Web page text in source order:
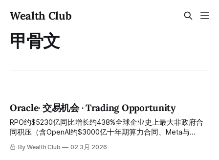
Wealth Club
甲骨文
Oracle· 交易机会 · Trading Opportunity
RPO约$5230亿同比增长约438%全球企业史上最大非政府合
同积压（含OpenAI约$3000亿十年期算力合同、Meta与
NVIDIA新承诺）、短期RPO同比增长约40%持续加速、OCI
IaaS同比增长约68%创历史纪录、Non-GAAP EPS大幅超预期
By Wealth Club 02 3月 2026